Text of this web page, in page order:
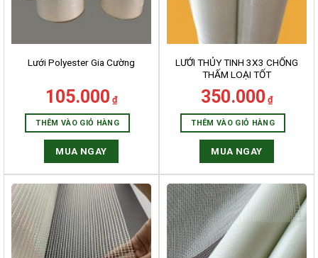
Lưới Polyester Gia Cường
105.000 ₫
THÊM VÀO GIỎ HÀNG
MUA NGAY
LƯỚI THỦY TINH 3X3 CHỐNG
THẤM LOẠI TỐT
350.000 ₫
THÊM VÀO GIỎ HÀNG
MUA NGAY